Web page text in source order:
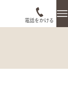
電話をかける